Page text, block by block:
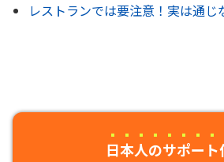
レストランでは要注意！実は通じ
日本人のサポート